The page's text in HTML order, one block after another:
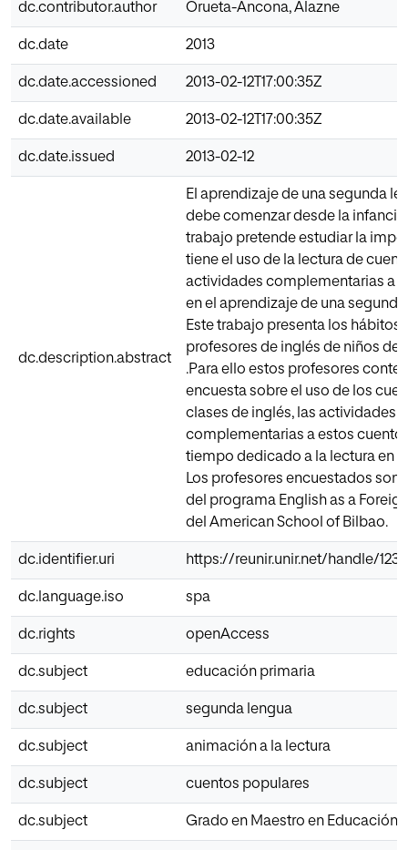
dc.contributor.author Orueta-Ancona, Alazne
dc.date 2013
dc.date.accessioned 2013-02-12T17:00:35Z
dc.date.available 2013-02-12T17:00:35Z
dc.date.issued 2013-02-12
dc.description.abstract
El aprendizaje de una segunda
debe comenzar desde la
trabajo pretende estudiar la
tiene el uso de la lectura de
actividades complementarias a
en el aprendizaje de una
Este trabajo presenta los hábitos
profesores de inglés de niños de
.Para ello estos profesores
encuesta sobre el uso de los
clases de inglés, las actividades
complementarias a estos
tiempo dedicado a la lectura en
Los profesores encuestados son
del programa English as a
del American School of Bilbao.
dc.identifier.uri https://reunir.unir.net/handle/
dc.language.iso spa
dc.rights openAccess
dc.subject educación primaria
dc.subject segunda lengua
dc.subject animación a la lectura
dc.subject cuentos populares
dc.subject Grado en Maestro en Educación